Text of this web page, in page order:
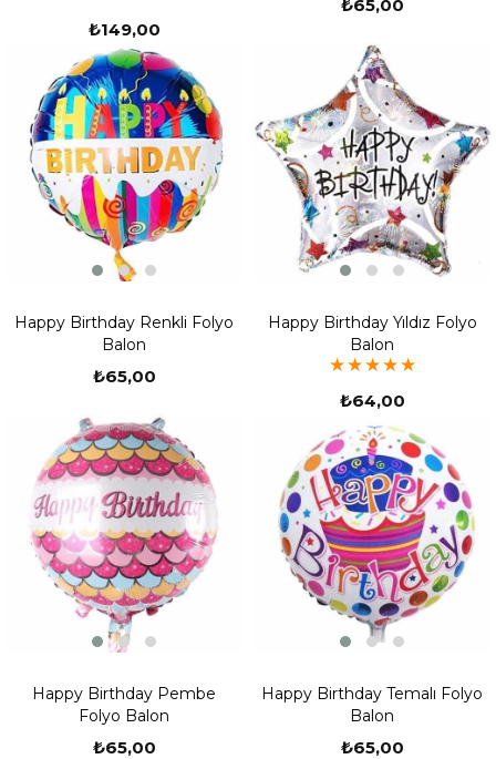
₺149,00
₺65,00
Happy Birthday Renkli Folyo
Balon
₺65,00
Happy Birthday Yıldız Folyo
Balon
★★★★★
₺64,00
Happy Birthday Pembe
Folyo Balon
₺65,00
Happy Birthday Temalı Folyo
Balon
₺65,00